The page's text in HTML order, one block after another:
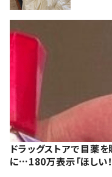
ドラッグストアで目薬
に…180万表示「ほしい！」